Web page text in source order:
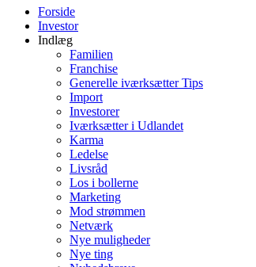
Forside
Investor
Indlæg
Familien
Franchise
Generelle iværksætter Tips
Import
Investorer
Iværksætter i Udlandet
Karma
Ledelse
Livsråd
Los i bollerne
Marketing
Mod strømmen
Netværk
Nye muligheder
Nye ting